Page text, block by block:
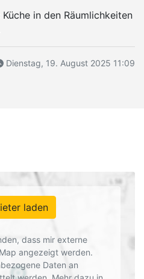
in den Räumlichkeiten
Dienstag, 19. August 2025 11:09
laden
dass mir externe
angezeigt werden.
Daten an